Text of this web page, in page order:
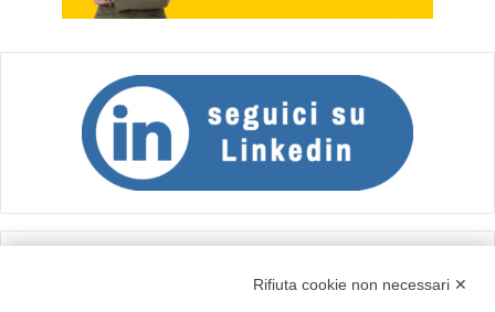
Rifiuta cookie non necessari ✕